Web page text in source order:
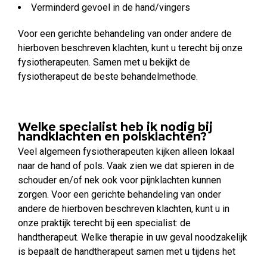
Verminderd gevoel in de hand/vingers
Voor een gerichte behandeling van onder andere de
hierboven beschreven klachten, kunt u terecht bij onze
fysiotherapeuten. Samen met u bekijkt de
fysiotherapeut de beste behandelmethode.
Welke specialist heb ik nodig bij
handklachten en polsklachten?
Veel algemeen fysiotherapeuten kijken alleen lokaal
naar de hand of pols. Vaak zien we dat spieren in de
schouder en/of nek ook voor pijnklachten kunnen
zorgen. Voor een gerichte behandeling van onder
andere de hierboven beschreven klachten, kunt u in
onze praktijk terecht bij een specialist: de
handtherapeut. Welke therapie in uw geval noodzakelijk
is bepaalt de handtherapeut samen met u tijdens het